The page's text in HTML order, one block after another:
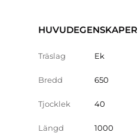
HUVUDEGENSKAPER
Träslag Ek
Bredd 650
Tjocklek 40
Längd 1000